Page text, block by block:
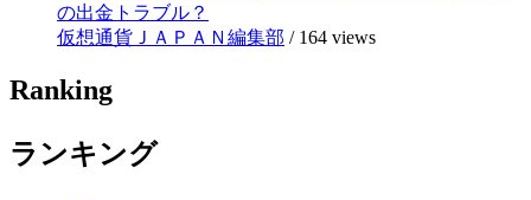
の出金トラブル？
仮想通貨ＪＡＰＡＮ編集部 / 164 views
Ranking
ランキング